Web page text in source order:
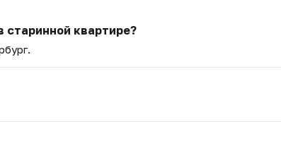
старинной квартире?